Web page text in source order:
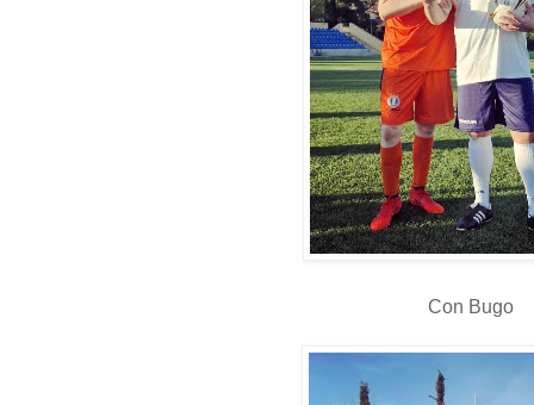
Con Bugo